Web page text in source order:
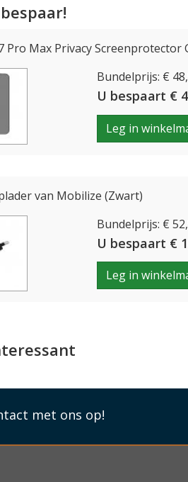
onbreekbaar én
17 Pro Max, en vormt ook
de iPhone 17 Pro Max
case werd speciaal ontworpen
MagSafe.
Lees minder
Pro Max Privacy Screenprotector
Bundelprijs: €
U bespaart €
Leg in
van Mobilize (Zwart)
Bundelprijs: €
U bespaart €
Leg in
met ons op!